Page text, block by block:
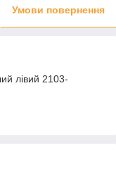
Умови повернення
лівий 2103-